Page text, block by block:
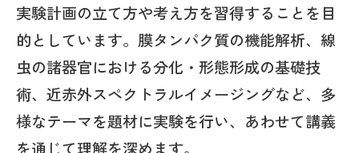
実験計画の立て方や考え方を習得することを目
的としています。膜タンパク質の機能解析、線
虫の諸器官における分化・形態形成の基礎技
術、近赤外スペクトラルイメージングなど、多
様なテーマを題材に実験を行い、あわせて講義
を通じて理解を深めます。